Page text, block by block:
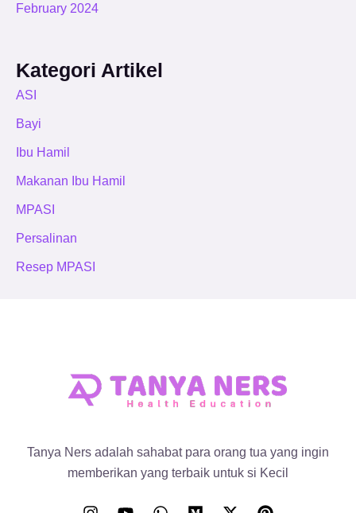
February 2024
Kategori Artikel
ASI
Bayi
Ibu Hamil
Makanan Ibu Hamil
MPASI
Persalinan
Resep MPASI
Tanya Ners adalah sahabat para orang tua yang ingin
memberikan yang terbaik untuk si Kecil